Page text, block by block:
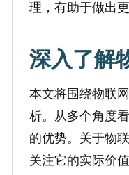
理，有助于做出
深入了解
本文将围绕物联
析。从多个角度
的优势。关于物
关注它的实际价